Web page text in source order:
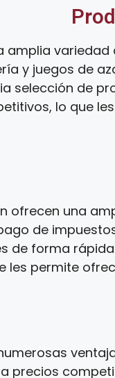
amplia
y juegos de
selección de
lo que
ofrecen una
de
de forma
les permite
precios